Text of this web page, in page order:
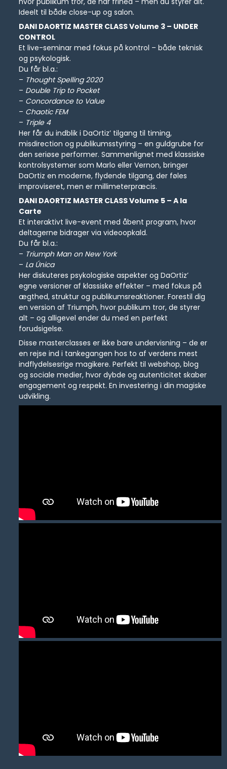
Ideelt til både close-up og salon.
DANI DAORTIZ MASTER CLASS Volume 3 – UNDER
CONTROL
Et live-seminar med fokus på kontrol – både teknisk
og psykologisk.
Du får bl.a.:
– Thought Spelling 2020
– Double Trip to Pocket
– Concordance to Value
– Chaotic FEM
– Triple 4
Her får du indblik i DaOrtiz’ tilgang til timing,
misdirection og publikumsstyring – en guldgrube for
den seriøse performer. Sammenlignet med klassiske
kontrolsystemer som Marlo eller Vernon, bringer
DaOrtiz en moderne, flydende tilgang, der føles
improviseret, men er millimeterpræcis.
DANI DAORTIZ MASTER CLASS Volume 5 – A la
Carte
Et interaktivt live-event med åbent program, hvor
deltagerne bidrager via videoopkald.
Du får bl.a.:
– Triumph Man on New York
– La Única
Her diskuteres psykologiske aspekter og DaOrtiz’
egne versioner af klassiske effekter – med fokus på
ægthed, struktur og publikumsreaktioner. Forestil dig
en version af Triumph, hvor publikum tror, de styrer
alt – og alligevel ender du med en perfekt
forudsigelse.
Disse masterclasses er ikke bare undervisning – de er
en rejse ind i tankegangen hos to af verdens mest
indflydelsesrige magikere. Perfekt til webshop, blog
og sociale medier, hvor dybde og autenticitet skaber
engagement og respekt. En investering i din magiske
udvikling.